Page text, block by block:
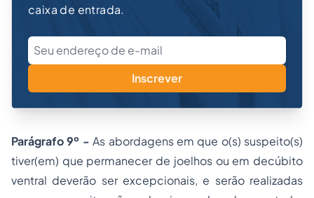
caixa de entrada.
Inscrever
Parágrafo 9º - As abordagens em que o(s) suspeito(s)
tiver(em) que permanecer de joelhos ou em decúbito
ventral deverão ser excepcionais, e serão realizadas